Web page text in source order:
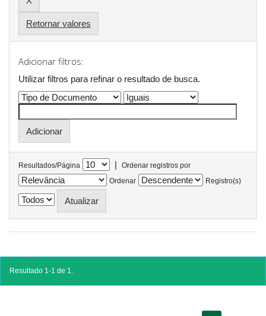
Retornar valores
Adicionar filtros:
Utilizar filtros para refinar o resultado de busca.
Resultados/Página |
Ordenar registros por
Ordenar
Registro(s)
Resultado 1-1 de 1.